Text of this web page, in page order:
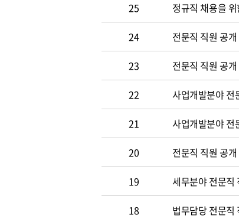
25 정규직 채용을
24 전문직 직원 공
23 전문직 직원 공
22 사업개발분야 전
21 사업개발분야 전
20 전문직 직원 공
19 세무분야 전문직
18 법무담당 전문직